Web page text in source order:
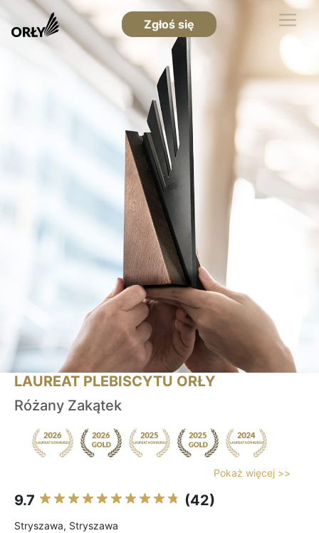
Zgłoś się
LAUREAT PLEBISCYTU ORŁY
Różany Zakątek
Pokaż więcej >>
9.7 (42)
Stryszawa, Stryszawa